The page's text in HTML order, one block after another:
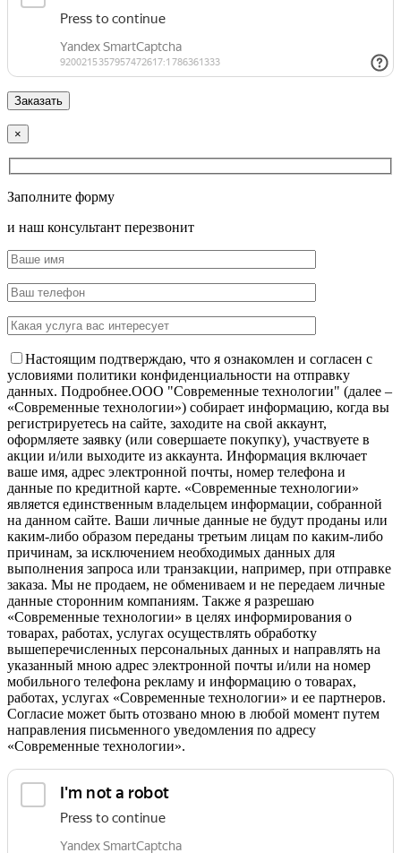
×
Заполните форму
и наш консультант перезвонит
Настоящим подтверждаю, что я ознакомлен и согласен с
условиями политики конфиденциальности на отправку
данных. Подробнее.OOO "Современные технологии" (далее –
«Современные технологии») собирает информацию, когда вы
регистрируетесь на сайте, заходите на свой аккаунт,
оформляете заявку (или совершаете покупку), участвуете в
акции и/или выходите из аккаунта. Информация включает
ваше имя, адрес электронной почты, номер телефона и
данные по кредитной карте. «Современные технологии»
является единственным владельцем информации, собранной
на данном сайте. Ваши личные данные не будут проданы или
каким-либо образом переданы третьим лицам по каким-либо
причинам, за исключением необходимых данных для
выполнения запроса или транзакции, например, при отправке
заказа. Мы не продаем, не обмениваем и не передаем личные
данные сторонним компаниям. Также я разрешаю
«Современные технологии» в целях информирования о
товарах, работах, услугах осуществлять обработку
вышеперечисленных персональных данных и направлять на
указанный мною адрес электронной почты и/или на номер
мобильного телефона рекламу и информацию о товарах,
работах, услугах «Современные технологии» и ее партнеров.
Согласие может быть отозвано мною в любой момент путем
направления письменного уведомления по адресу
«Современные технологии».